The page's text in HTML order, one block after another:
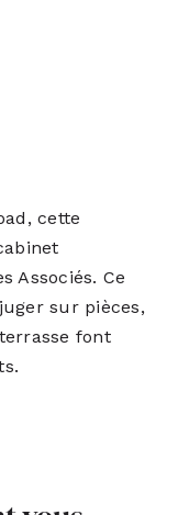
cette
Associés. Ce
sur pièces,
font